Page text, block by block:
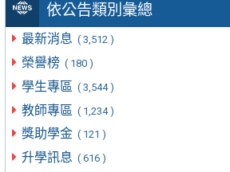
依公告類別彙總
最新消息 ( 3,512 )
榮譽榜 ( 180 )
學生專區 ( 3,544 )
教師專區 ( 1,234 )
獎助學金 ( 121 )
升學訊息 ( 616 )